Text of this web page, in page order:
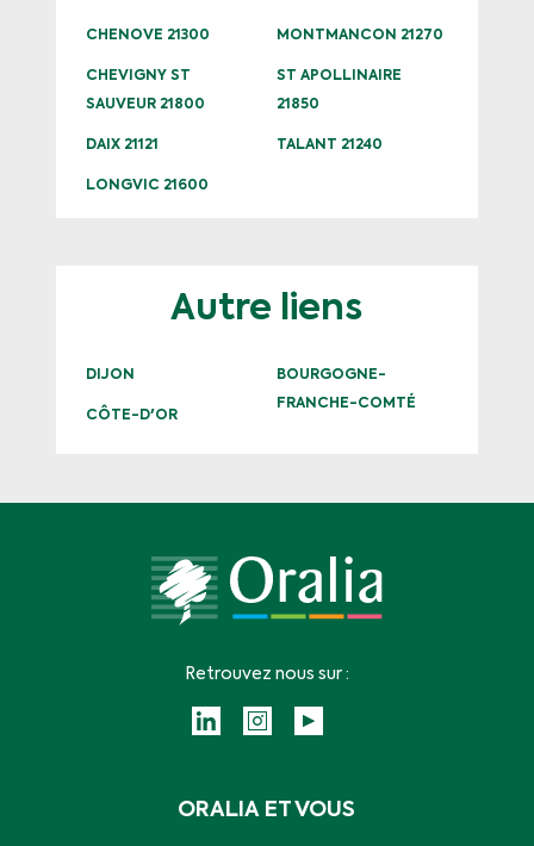
CHENOVE 21300
CHEVIGNY ST
SAUVEUR 21800
DAIX 21121
LONGVIC 21600
MONTMANCON 21270
ST APOLLINAIRE
21850
TALANT 21240
Autre liens
DIJON
CÔTE-D'OR
BOURGOGNE-
FRANCHE-COMTÉ
ORALIA ET VOUS
Retrouvez nous sur :